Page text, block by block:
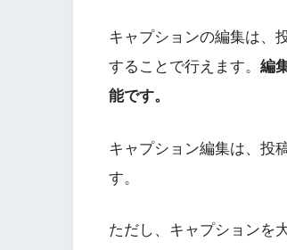
キャプションの編集は、
することで行えます。 編
能です。
キャプション編集は、投
す。
ただし、キャプションを